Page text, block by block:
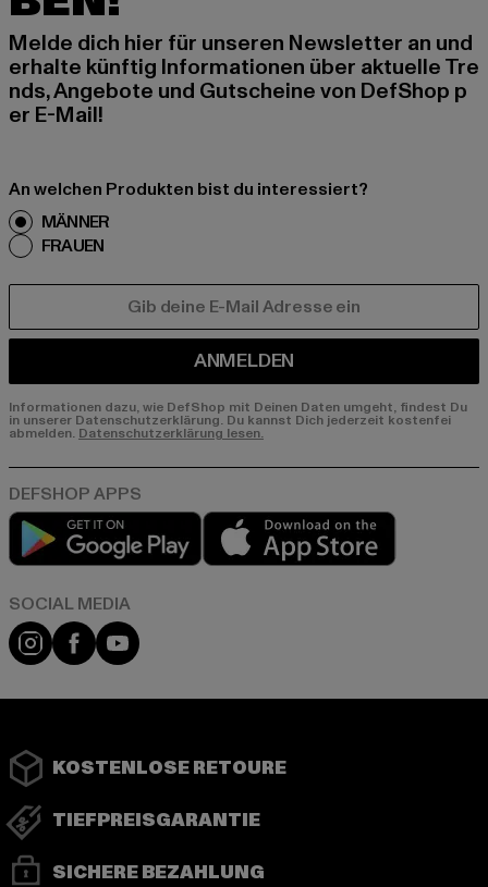
Melde dich hier für unseren Newsletter an und
erhalte künftig Informationen über aktuelle Tre
nds, Angebote und Gutscheine von DefShop p
er E-Mail!
An welchen Produkten bist du interessiert?
MÄNNER
FRAUEN
ANMELDEN
Informationen dazu, wie DefShop mit Deinen Daten umgeht, findest Du
in unserer Datenschutzerklärung. Du kannst Dich jederzeit kostenfei
abmelden. Datenschutzerklärung lesen.
Play market
Instagram
FacebookYouTube
KOSTENLOSE RETOURE
TIEFPREISGARANTIE
SICHERE BEZAHLUNG